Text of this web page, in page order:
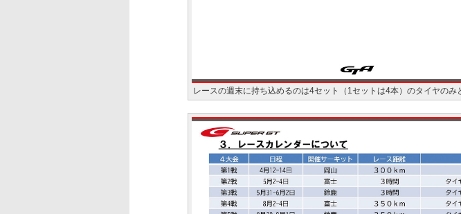
レースの週末に持ち込めるのは4セット（1セットは4本）のタイヤのみ